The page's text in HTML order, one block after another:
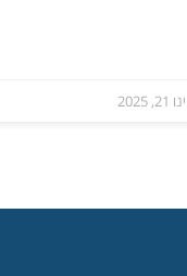
ינו 21, 2025